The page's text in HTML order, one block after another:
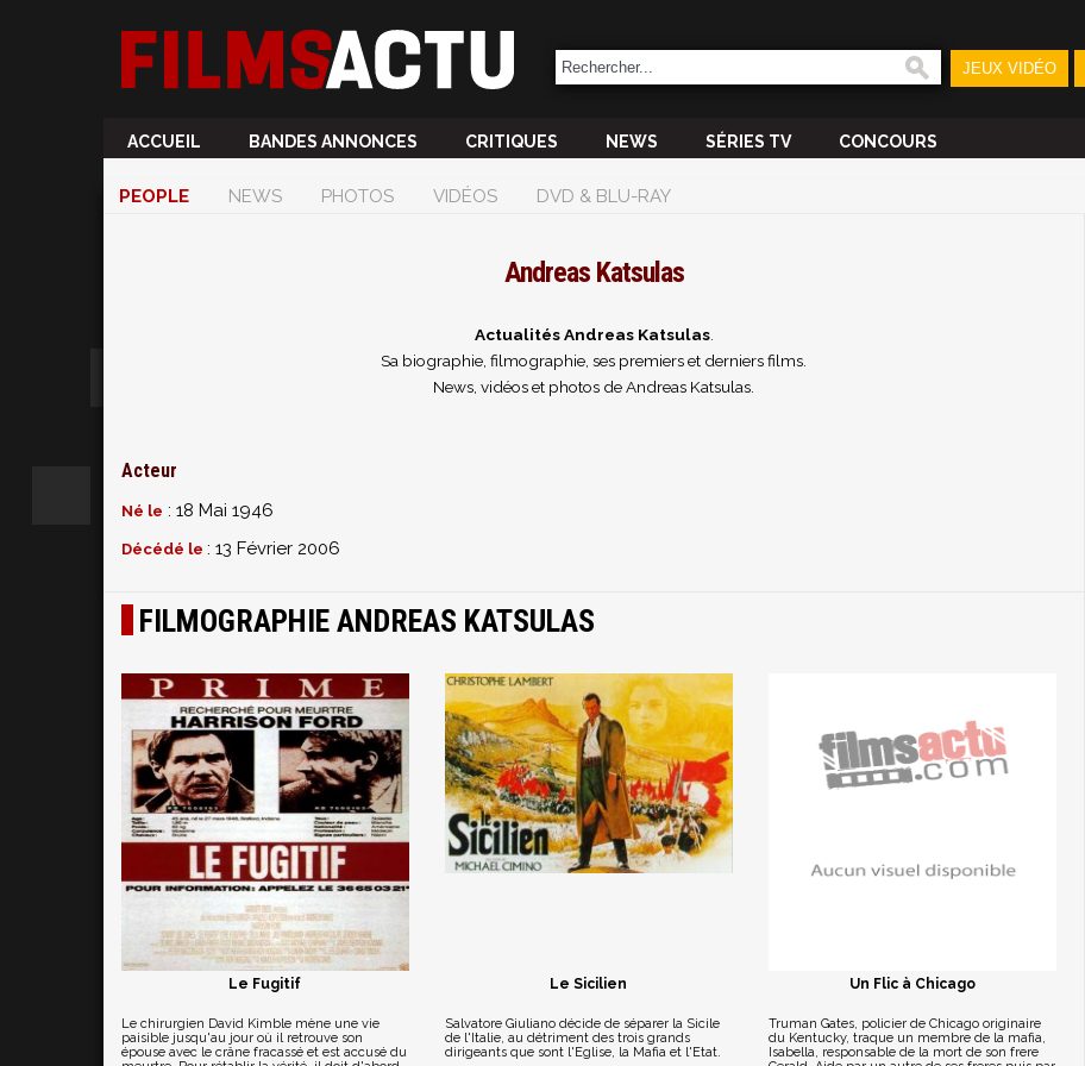
JEUX VIDÉO
ACCUEIL BANDES ANNONCES CRITIQUES NEWS SÉRIES TV CONCOURS
PEOPLE NEWS PHOTOS VIDÉOS DVD & BLU-RAY
Andreas Katsulas
Actualités Andreas Katsulas.
Sa biographie, filmographie, ses premiers et derniers films.
News, vidéos et photos de Andreas Katsulas.
Acteur
Né le : 18 Mai 1946
Décédé le : 13 Février 2006
FILMOGRAPHIE ANDREAS KATSULAS
Le Fugitif
Le chirurgien David Kimble mène une vie
paisible jusqu'au jour où il retrouve son
épouse avec le crâne fracassé et est accusé du
Le Sicilien
Salvatore Giuliano décide de séparer la Sicile
de l'Italie, au détriment des trois grands
dirigeants que sont l'Eglise, la Mafia et l'Etat.
Un Flic à Chicago
Truman Gates, policier de Chicago originaire
du Kentucky, traque un membre de la mafia,
Isabella, responsable de la mort de son frere